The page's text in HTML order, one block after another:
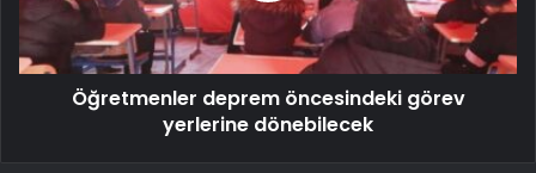
Öğretmenler deprem öncesindeki görev
yerlerine dönebilecek